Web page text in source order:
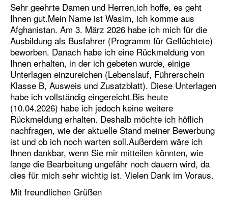
Sehr geehrte Damen und Herren,ich hoffe, es geht
Ihnen gut.Mein Name ist Wasim, ich komme aus
Afghanistan. Am 3. März 2026 habe ich mich für die
Ausbildung als Busfahrer (Programm für Geflüchtete)
beworben. Danach habe ich eine Rückmeldung von
Ihnen erhalten, in der ich gebeten wurde, einige
Unterlagen einzureichen (Lebenslauf, Führerschein
Klasse B, Ausweis und Zusatzblatt). Diese Unterlagen
habe ich vollständig eingereicht.Bis heute
(10.04.2026) habe ich jedoch keine weitere
Rückmeldung erhalten. Deshalb möchte ich höflich
nachfragen, wie der aktuelle Stand meiner Bewerbung
ist und ob ich noch warten soll.Außerdem wäre ich
Ihnen dankbar, wenn Sie mir mitteilen könnten, wie
lange die Bearbeitung ungefähr noch dauern wird, da
dies für mich sehr wichtig ist. Vielen Dank im Voraus.
Mit freundlichen Grüßen